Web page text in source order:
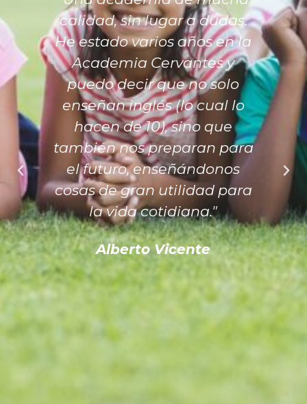
calidad, sin lugar a dudas.
He estado varios años en la
Academia Cervantes y
puedo decir que no solo
enseñan inglés (lo cual lo
hacen de 10), sino que
también nos preparan para
el futuro, enseñándonos
cosas de gran utilidad para
la vida cotidiana."
Alberto Vicente